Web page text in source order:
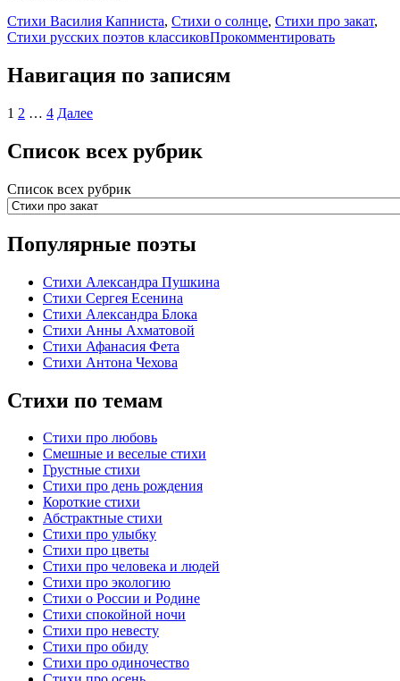
Стихи Василия Капниста, Стихи о солнце, Стихи про закат,
Стихи русских поэтов классиковПрокомментировать
Навигация по записям
1 2 … 4 Далее
Список всех рубрик
Список всех рубрик
Популярные поэты
Стихи Александра Пушкина
Стихи Сергея Есенина
Стихи Александра Блока
Стихи Анны Ахматовой
Стихи Афанасия Фета
Стихи Антона Чехова
Стихи по темам
Стихи про любовь
Смешные и веселые стихи
Грустные стихи
Стихи про день рождения
Короткие стихи
Абстрактные стихи
Стихи про улыбку
Стихи про цветы
Стихи про человека и людей
Стихи про экологию
Стихи о России и Родине
Стихи спокойной ночи
Стихи про невесту
Стихи про обиду
Стихи про одиночество